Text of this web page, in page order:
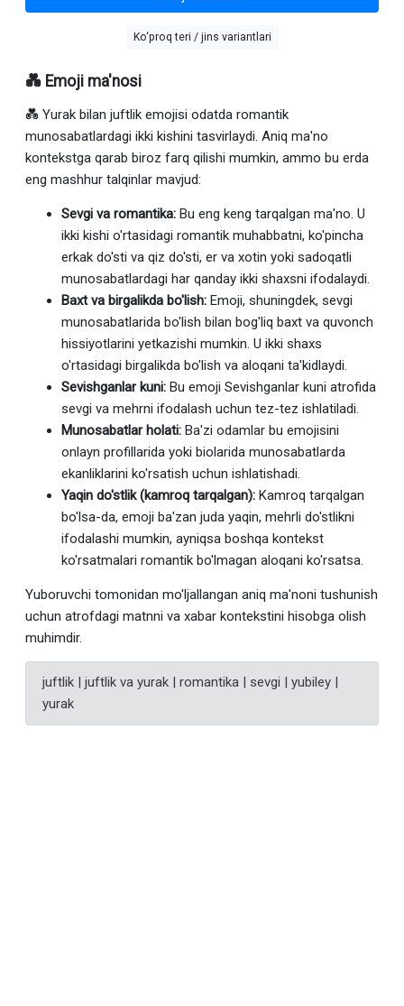
Ko‘proq teri / jins variantlari
💑 Emoji ma'nosi
💑 Yurak bilan juftlik emojisi odatda romantik
munosabatlardagi ikki kishini tasvirlaydi. Aniq ma'no
kontekstga qarab biroz farq qilishi mumkin, ammo bu erda
eng mashhur talqinlar mavjud:
Sevgi va romantika: Bu eng keng tarqalgan ma'no. U
ikki kishi o'rtasidagi romantik muhabbatni, ko'pincha
erkak do'sti va qiz do'sti, er va xotin yoki sadoqatli
munosabatlardagi har qanday ikki shaxsni ifodalaydi.
Baxt va birgalikda bo'lish: Emoji, shuningdek, sevgi
munosabatlarida bo'lish bilan bog'liq baxt va quvonch
hissiyotlarini yetkazishi mumkin. U ikki shaxs
o'rtasidagi birgalikda bo'lish va aloqani ta'kidlaydi.
Sevishganlar kuni: Bu emoji Sevishganlar kuni atrofida
sevgi va mehrni ifodalash uchun tez-tez ishlatiladi.
Munosabatlar holati: Ba'zi odamlar bu emojisini
onlayn profillarida yoki biolarida munosabatlarda
ekanliklarini ko'rsatish uchun ishlatishadi.
Yaqin do'stlik (kamroq tarqalgan): Kamroq tarqalgan
bo'lsa-da, emoji ba'zan juda yaqin, mehrli do'stlikni
ifodalashi mumkin, ayniqsa boshqa kontekst
ko'rsatmalari romantik bo'lmagan aloqani ko'rsatsa.
Yuboruvchi tomonidan mo'ljallangan aniq ma'noni tushunish
uchun atrofdagi matnni va xabar kontekstini hisobga olish
muhimdir.
juftlik | juftlik va yurak | romantika | sevgi | yubiley |
yurak